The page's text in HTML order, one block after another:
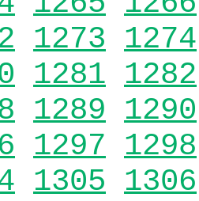
1273 1274
1281 1282
1289 1290
1297 1298
1305 1306